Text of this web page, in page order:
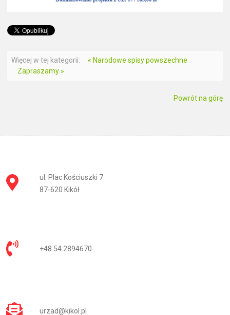
Więcej w tej kategorii:
« Narodowe spisy powszechne
Zapraszamy »
Powrót na górę
ul. Plac Kościuszki 7
87-620 Kikół
+48 54 2894670
urzad@kikol.pl